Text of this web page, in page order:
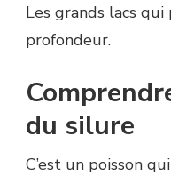
Les grands lacs
profondeur.
du silure
C’est un poisson